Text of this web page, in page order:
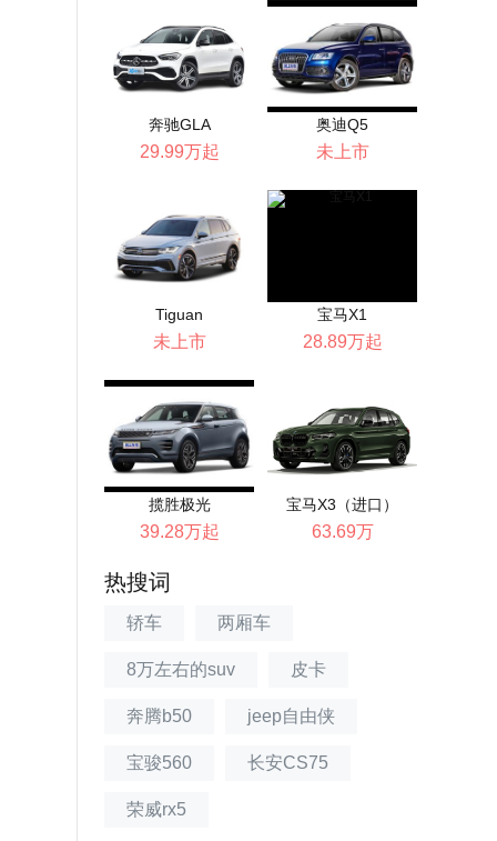
奔驰GLA
29.99万起
奥迪Q5
未上市
Tiguan
未上市
宝马X1
28.89万起
揽胜极光
39.28万起
宝马X3（进口）
63.69万
热搜词
轿车 两厢车
8万左右的suv 皮卡
奔腾b50 jeep自由侠
宝骏560 长安CS75
荣威rx5